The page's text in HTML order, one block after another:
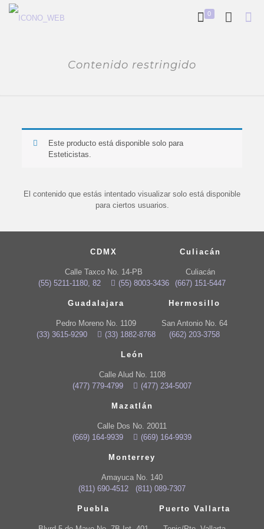
0
Contenido restringido
Este producto está disponible solo para
Esteticistas.
El contenido que estás intentado visualizar solo está disponible
para ciertos usuarios.
CDMX
Calle Taxco No. 14-PB
(55) 5211-1180, 82
(55) 8003-3436
Culiacán
Culiacán
(667) 151-5447
Guadalajara
Pedro Moreno No. 1109
(33) 3615-9290
(33) 1882-8768
Hermosillo
San Antonio No. 64
(662) 203-3758
León
Calle Alud No. 1108
(477) 779-4799
(477) 234-5007
Mazatlán
Calle Dos No. 20011
(669) 164-9939
(669) 164-9939
Monterrey
Amayuca No. 140
(811) 690-4512
(811) 089-7307
Puebla Puerto Vallarta